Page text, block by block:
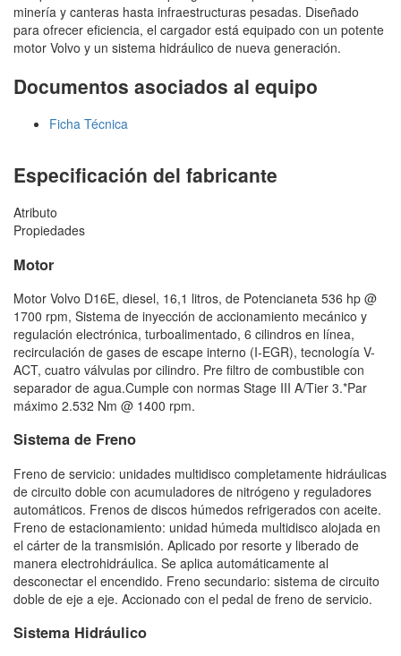
minería y canteras hasta infraestructuras pesadas. Diseñado
para ofrecer eficiencia, el cargador está equipado con un potente
motor Volvo y un sistema hidráulico de nueva generación.
Documentos asociados al equipo
Ficha Técnica
Especificación del fabricante
Atributo
Propiedades
Motor
Motor Volvo D16E, diesel, 16,1 litros, de Potencianeta 536 hp @
1700 rpm, Sistema de inyección de accionamiento mecánico y
regulación electrónica, turboalimentado, 6 cilindros en línea,
recirculación de gases de escape interno (I-EGR), tecnología V-
ACT, cuatro válvulas por cilindro. Pre filtro de combustible con
separador de agua.Cumple con normas Stage III A/Tier 3.*Par
máximo 2.532 Nm @ 1400 rpm.
Sistema de Freno
Freno de servicio: unidades multidisco completamente hidráulicas
de circuito doble con acumuladores de nitrógeno y reguladores
automáticos. Frenos de discos húmedos refrigerados con aceite.
Freno de estacionamiento: unidad húmeda multidisco alojada en
el cárter de la transmisión. Aplicado por resorte y liberado de
manera electrohidráulica. Se aplica automáticamente al
desconectar el encendido. Freno secundario: sistema de circuito
doble de eje a eje. Accionado con el pedal de freno de servicio.
Sistema Hidráulico